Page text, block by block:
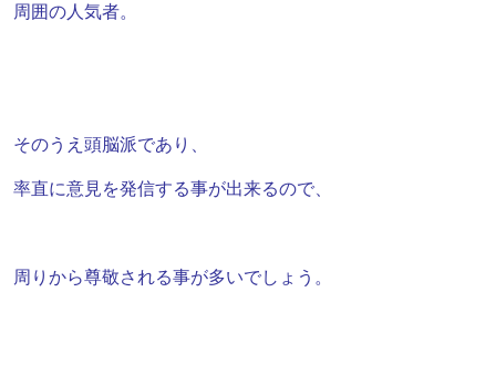
周囲の人気者。
そのうえ頭脳派であり、
率直に意見を発信する事が出来るので、
周りから尊敬される事が多いでしょう。